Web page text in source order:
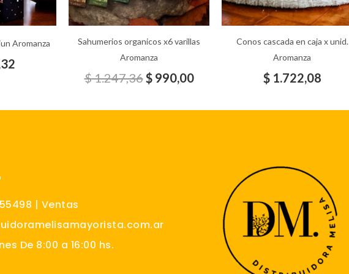
Aromanza
Sahumerios organicos x6 varillas
Aromanza
$1.247,36 $990,00
Conos cascada en caja x unid.
Aromanza
$1.722,08
| Ventas
De 8:00 a 16:00 hs.